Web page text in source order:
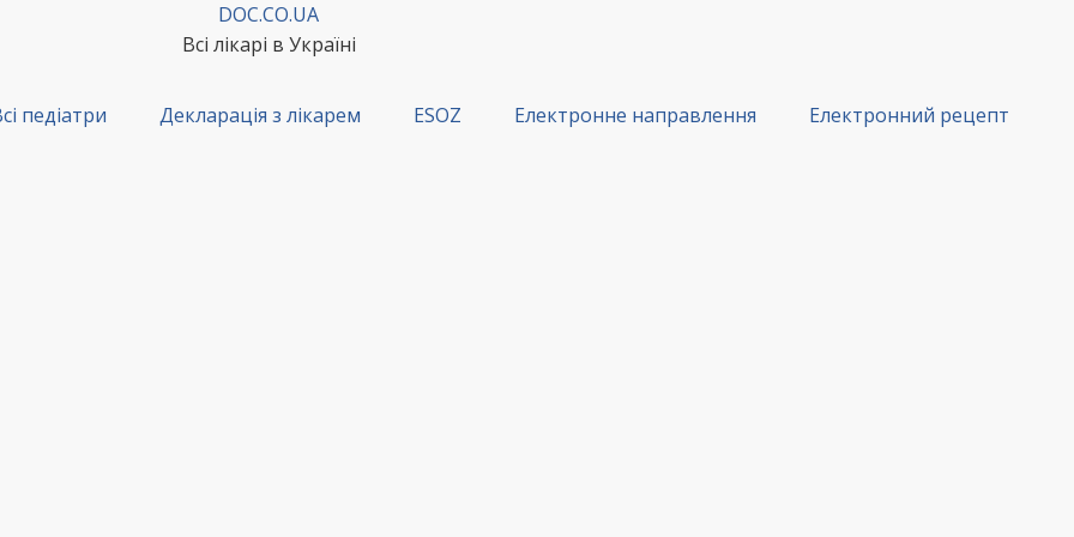
DOC.CO.UA
Всі лікарі в Україні
педіатри Декларація з лікарем ESOZ Електронне направлення Електронний рецепт